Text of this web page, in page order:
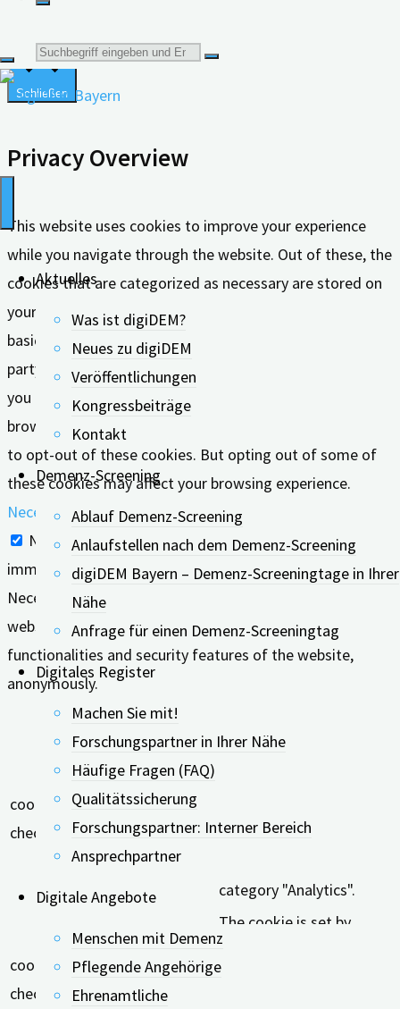
Suche
nach:
Aktuelles
Was ist digiDEM?
Neues zu digiDEM
Veröffentlichungen
Kongressbeiträge
Kontakt
Demenz-Screening
Ablauf Demenz-Screening
Anlaufstellen nach dem Demenz-Screening
digiDEM Bayern – Demenz-Screeningtage in Ihrer
Nähe
Anfrage für einen Demenz-Screeningtag
Digitales Register
Machen Sie mit!
Forschungspartner in Ihrer Nähe
Häufige Fragen (FAQ)
Qualitätssicherung
Forschungspartner: Interner Bereich
Ansprechpartner
Digitale Angebote
Menschen mit Demenz
Pflegende Angehörige
Ehrenamtliche
Cookie Einstellungen
Schließen
Privacy Overview
This website uses cookies to improve your experience
while you navigate through the website. Out of these, the
cookies that are categorized as necessary are stored on
your browser as they are essential for the working of
basic functionalities of the website. We also use third-
party cookies that help us analyze and understand how
you use this website. These cookies will be stored in your
browser only with your consent. You also have the option
to opt-out of these cookies. But opting out of some of
these cookies may affect your browsing experience.
Necessary
Necessary
immer aktiv
Necessary cookies are absolutely essential for the
website to function properly. These cookies ensure basic
functionalities and security features of the website,
anonymously.
Keks
Dauer
cookielawinfo-
checkbox-analytics
11
months
This cookie is set by
to store the user consent
category "Analytics".
cookielawinfo-
checkbox-functional
11
months
The cookie is set by
GDPR cookie consent to
record the user consent